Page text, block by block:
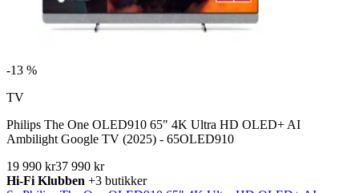
-13 %
TV
Philips The One OLED910 65" 4K Ultra HD OLED+ AI
Ambilight Google TV (2025) - 65OLED910
19 990 kr37 990 kr
Hi-Fi Klubben +3 butikker